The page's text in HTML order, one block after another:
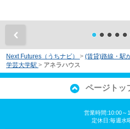
Next Futures（うちナビ） > (賃貸)路線・駅
学芸大学駅 > アネラハウス
ページトッ
営業時間:10:00～
定休日:毎週水